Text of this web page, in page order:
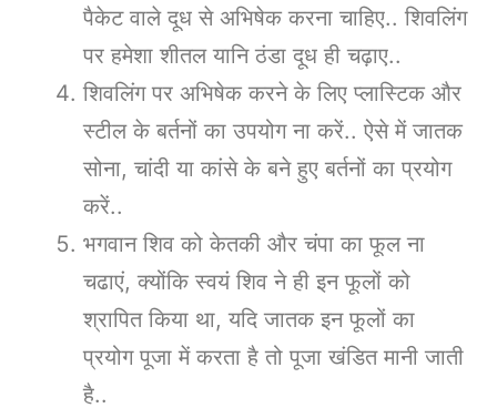
पैकेट वाले दूध से अभिषेक करना चाहिए.. शिवलिंग
पर हमेशा शीतल यानि ठंडा दूध ही चढ़ाए..
शिवलिंग पर अभिषेक करने के लिए प्लास्टिक और
स्टील के बर्तनों का उपयोग ना करें.. ऐसे में जातक
सोना, चांदी या कांसे के बने हुए बर्तनों का प्रयोग
करें..
भगवान शिव को केतकी और चंपा का फूल ना
चढाएं, क्योंकि स्वयं शिव ने ही इन फूलों को
श्रापित किया था, यदि जातक इन फूलों का
प्रयोग पूजा में करता है तो पूजा खंडित मानी जाती
है..